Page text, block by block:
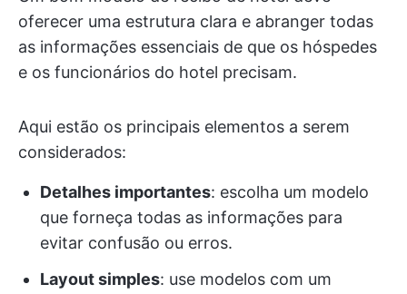
oferecer uma estrutura clara e abranger todas
as informações essenciais de que os hóspedes
e os funcionários do hotel precisam.
Aqui estão os principais elementos a serem
considerados:
Detalhes importantes: escolha um modelo
que forneça todas as informações para
evitar confusão ou erros.
Layout simples: use modelos com um